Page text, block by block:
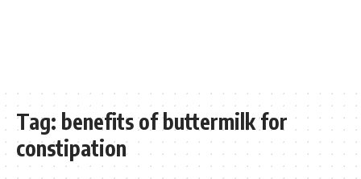
Tag: benefits of buttermilk for
constipation